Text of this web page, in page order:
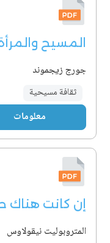
المسيح
جورج زيجموند
ثقافة مسيحية
معلومات
إن كانت هناك
المتروبوليت نيقولاوس